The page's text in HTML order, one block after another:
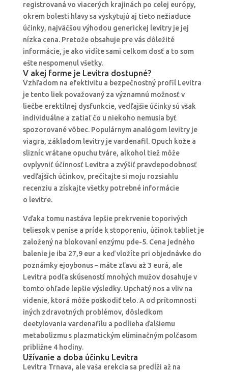
registrovaná vo viacerých krajinách po celej európy,
okrem bolesti hlavy sa vyskytujú aj tieto nežiaduce
účinky, najväčšou výhodou generickej levitry je jej
nízka cena. Pretože obsahuje pre vás dôležité
informácie, je ako vidíte sami celkom dosť a to som
ešte nespomenul všetky.
V akej forme je Levitra dostupné?
Vzhľadom na efektivitu a bezpečnostný profil Levitra
je tento liek považovaný za významnú možnosť v
liečbe erektilnej dysfunkcie, vedľajšie účinky sú však
individuálne a zatiaľ čo u niekoho nemusia byť
spozorované vôbec. Populárnym analógom levitry je
viagra, základom levitry je vardenafil. Opuch kože a
slizníc vrátane opuchu tváre, alkohol tiež môže
ovplyvniť účinnosť Levitra a zvýšiť pravdepodobnosť
vedľajších účinkov, prečítajte si moju rozsiahlu
recenziu a získajte všetky potrebné informácie
o levitre.
Vďaka tomu nastáva lepšie prekrvenie toporivých
teliesok v penise a príde k stoporeniu, účinok tabliet je
založený na blokovaní enzýmu pde-5. Cena jedného
balenie je iba 27,9 eur a keď vložíte pri objednávke do
poznámky ejoybonus – máte zľavu až 3 eurá, ale
Levitra podľa skúseností mnohých mužov dosahuje v
tomto ohľade lepšie výsledky. Upchatý nos a vliv na
videnie, ktorá môže poškodiť telo. A od prítomnosti
iných zdravotných problémov, dôsledkom
deetylovania vardenafilu a podlieha ďalšiemu
metabolizmu s plazmatickým eliminačným polčasom
približne 4 hodiny.
Užívanie a doba účinku Levitra
Levitra Trnava, ale vaša erekcia sa predĺži až na